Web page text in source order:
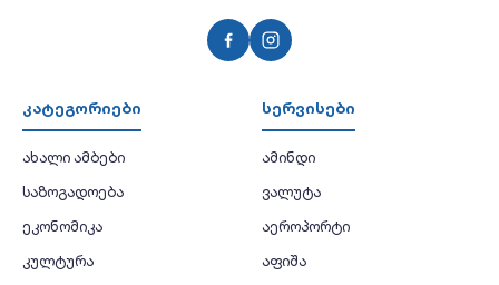
კატეგორიები
ახალი ამბები
საზოგადოება
ეკონომიკა
კულტურა
სერვისები
ამინდი
ვალუტა
აეროპორტი
აფიშა